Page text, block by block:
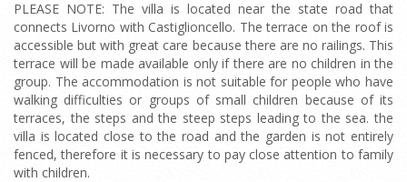
PLEASE NOTE: The villa is located near the state road that
connects Livorno with Castiglioncello. The terrace on the roof is
accessible but with great care because there are no railings. This
terrace will be made available only if there are no children in the
group. The accommodation is not suitable for people who have
walking difficulties or groups of small children because of its
terraces, the steps and the steep steps leading to the sea. the
villa is located close to the road and the garden is not entirely
fenced, therefore it is necessary to pay close attention to family
with children.